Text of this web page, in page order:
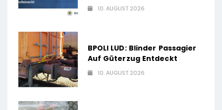
10. AUGUST 2026
BPOLI LUD: Blinder Passagier
Auf Güterzug Entdeckt
10. AUGUST 2026